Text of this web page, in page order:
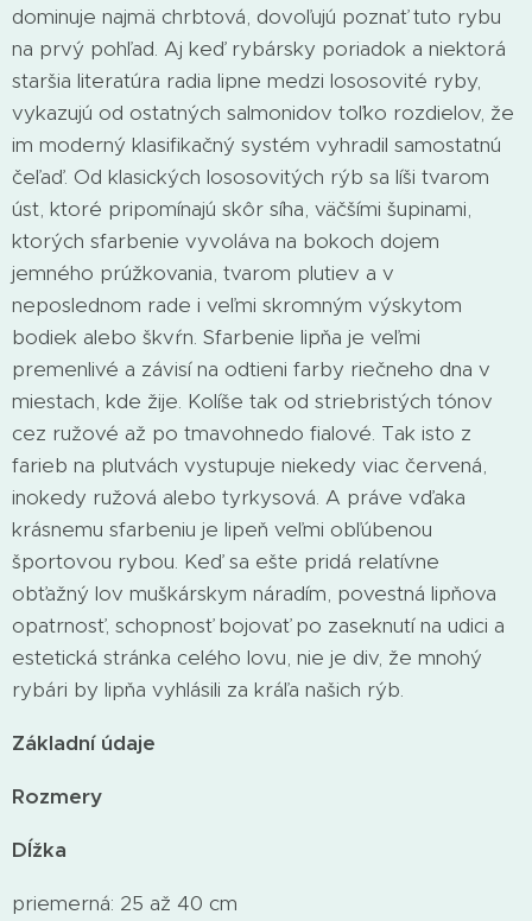
dominuje najmä chrbtová, dovoľujú poznať tuto rybu
na prvý pohľad. Aj keď rybársky poriadok a niektorá
staršia literatúra radia lipne medzi lososovité ryby,
vykazujú od ostatných salmonidov toľko rozdielov, že
im moderný klasifikačný systém vyhradil samostatnú
čeľaď. Od klasických lososovitých rýb sa líši tvarom
úst, ktoré pripomínajú skôr síha, väčšími šupinami,
ktorých sfarbenie vyvoláva na bokoch dojem
jemného prúžkovania, tvarom plutiev a v
neposlednom rade i veľmi skromným výskytom
bodiek alebo škvŕn. Sfarbenie lipňa je veľmi
premenlivé a závisí na odtieni farby riečneho dna v
miestach, kde žije. Kolíše tak od striebristých tónov
cez ružové až po tmavohnedo fialové. Tak isto z
farieb na plutvách vystupuje niekedy viac červená,
inokedy ružová alebo tyrkysová. A práve vďaka
krásnemu sfarbeniu je lipeň veľmi obľúbenou
športovou rybou. Keď sa ešte pridá relatívne
obťažný lov muškárskym náradím, povestná lipňova
opatrnosť, schopnosť bojovať po zaseknutí na udici a
estetická stránka celého lovu, nie je div, že mnohý
rybári by lipňa vyhlásili za kráľa našich rýb.
Základní údaje
Rozmery
Dĺžka
priemerná: 25 až 40 cm